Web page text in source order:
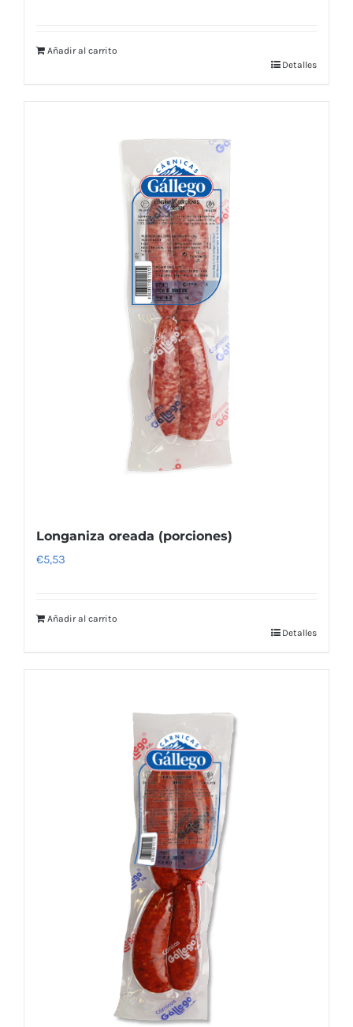
Añadir al carrito
Detalles
Longaniza oreada (porciones)
€5,53
Añadir al carrito
Detalles